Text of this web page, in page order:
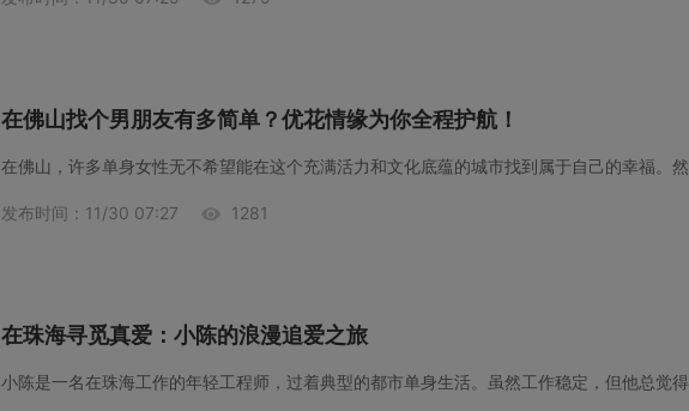
在佛山找个男朋友有多简单？优花情缘为你全程护航！
发布时间：11/30 07:27 1281
在珠海寻觅真爱：小陈的浪漫追爱之旅